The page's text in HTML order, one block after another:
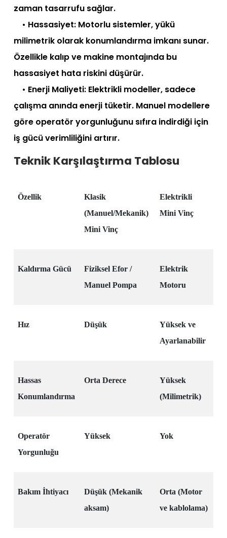
zaman tasarrufu sağlar.
• Hassasiyet: Motorlu sistemler, yükü
milimetrik olarak konumlandırma imkanı sunar.
Özellikle kalıp ve makine montajında bu
hassasiyet hata riskini düşürür.
• Enerji Maliyeti: Elektrikli modeller, sadece
çalışma anında enerji tüketir. Manuel modellere
göre operatör yorgunluğunu sıfıra indirdiği için
iş gücü verimliliğini artırır.
Teknik Karşılaştırma Tablosu
Özellik
Klasik
(Manuel/Mekanik)
Mini Vinç
Elektrikli
Mini Vinç
Kaldırma Gücü
Fiziksel Efor /
Manuel Pompa
Elektrik
Motoru
Hız Düşük
Yüksek ve
Ayarlanabilir
Hassas
Konumlandırma
Orta Derece
Yüksek
(Milimetrik)
Operatör
Yorgunluğu
Yüksek Yok
Bakım İhtiyacı
Düşük (Mekanik
aksam)
Orta (Motor
ve kablolama)